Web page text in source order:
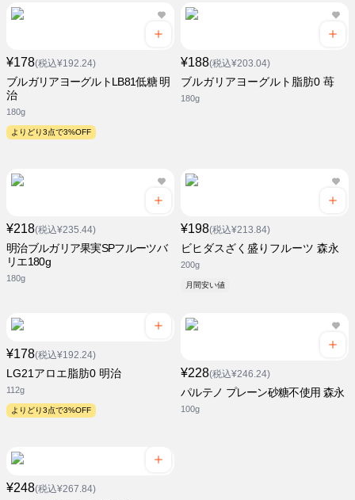
¥178(税込¥192.24)
ブルガリアヨーグルトLB81低糖 明
治
180g
よりどり3点で3%OFF
¥188(税込¥203.04)
ブルガリアヨーグルト脂肪0 苺
180g
¥218(税込¥235.44)
明治ブルガリア果実SPフルーツバ
リエ180g
180g
¥198(税込¥213.84)
ビヒダスざく盛りフルーツ 森永
200g
月間安い値
¥178(税込¥192.24)
LG21アロエ脂肪0 明治
112g
よりどり3点で3%OFF
¥228(税込¥246.24)
パルテノ プレーン砂糖不使用 森永
100g
¥248(税込¥267.84)